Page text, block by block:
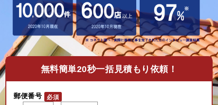
無料簡単20秒一括見積もり依頼！
郵便番号